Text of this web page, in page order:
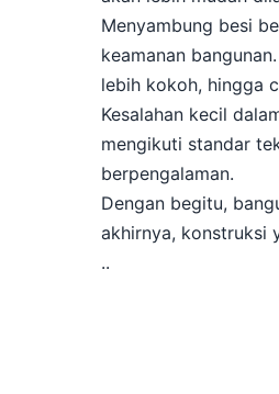
Menyambung besi
keamanan
lebih kokoh, hingga
Kesalahan kecil
mengikuti standar
berpengalaman.
Dengan begitu,
akhirnya, konstruksi
..